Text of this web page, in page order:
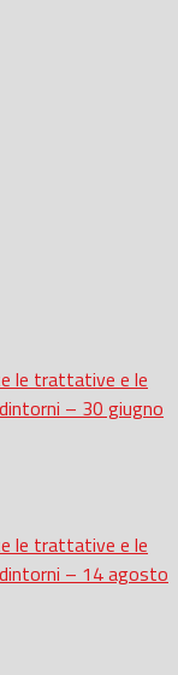
le trattative e le
– 30 giugno
le trattative e le
– 14 agosto